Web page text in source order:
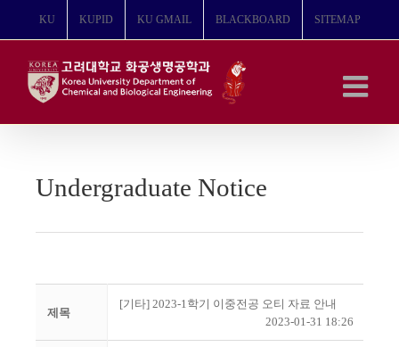
뛰
KU KUPID KU GMAIL BLACKBOARD SITEMAP
Undergraduate Notice
제목
[기타] 2023-1학기 이중전공 오티 자료 안내
2023-01-31 18:26